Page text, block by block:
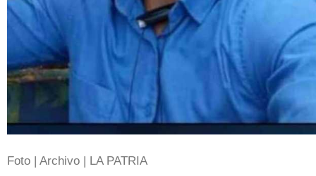
Foto | Archivo | LA PATRIA